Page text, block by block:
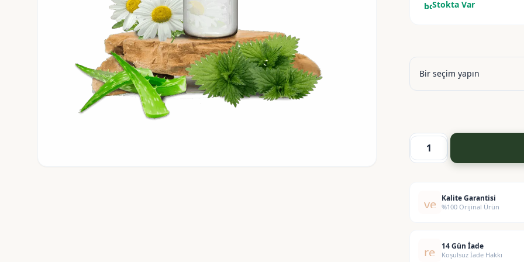
boltStokta Var
Papatya-
Otuverified
Kalite Garantisi
%100 Orijinal Ürün
replay14 Gün İade
Koşulsuz İade Hakkı